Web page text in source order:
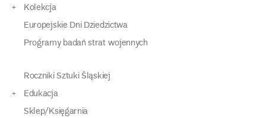
Kolekcja
Europejskie Dni Dziedzictwa
Programy badań strat wojennych
Roczniki Sztuki Śląskiej
Edukacja
Sklep/Księgarnia